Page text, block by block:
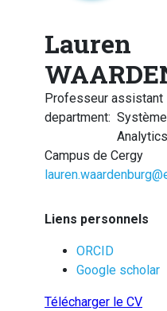
Lauren
Professeur assistant
department:
Campus de Cergy
Liens personnels
ORCID
Google scholar
Télécharger le CV